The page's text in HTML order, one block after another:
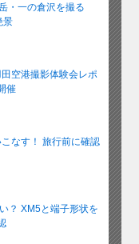
・一の倉沢を撮る
景
空港撮影体験会レポ
催
なす！ 旅行前に確認
？ XM5と端子形状を